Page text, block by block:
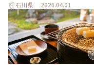
石川県 2026.04.01